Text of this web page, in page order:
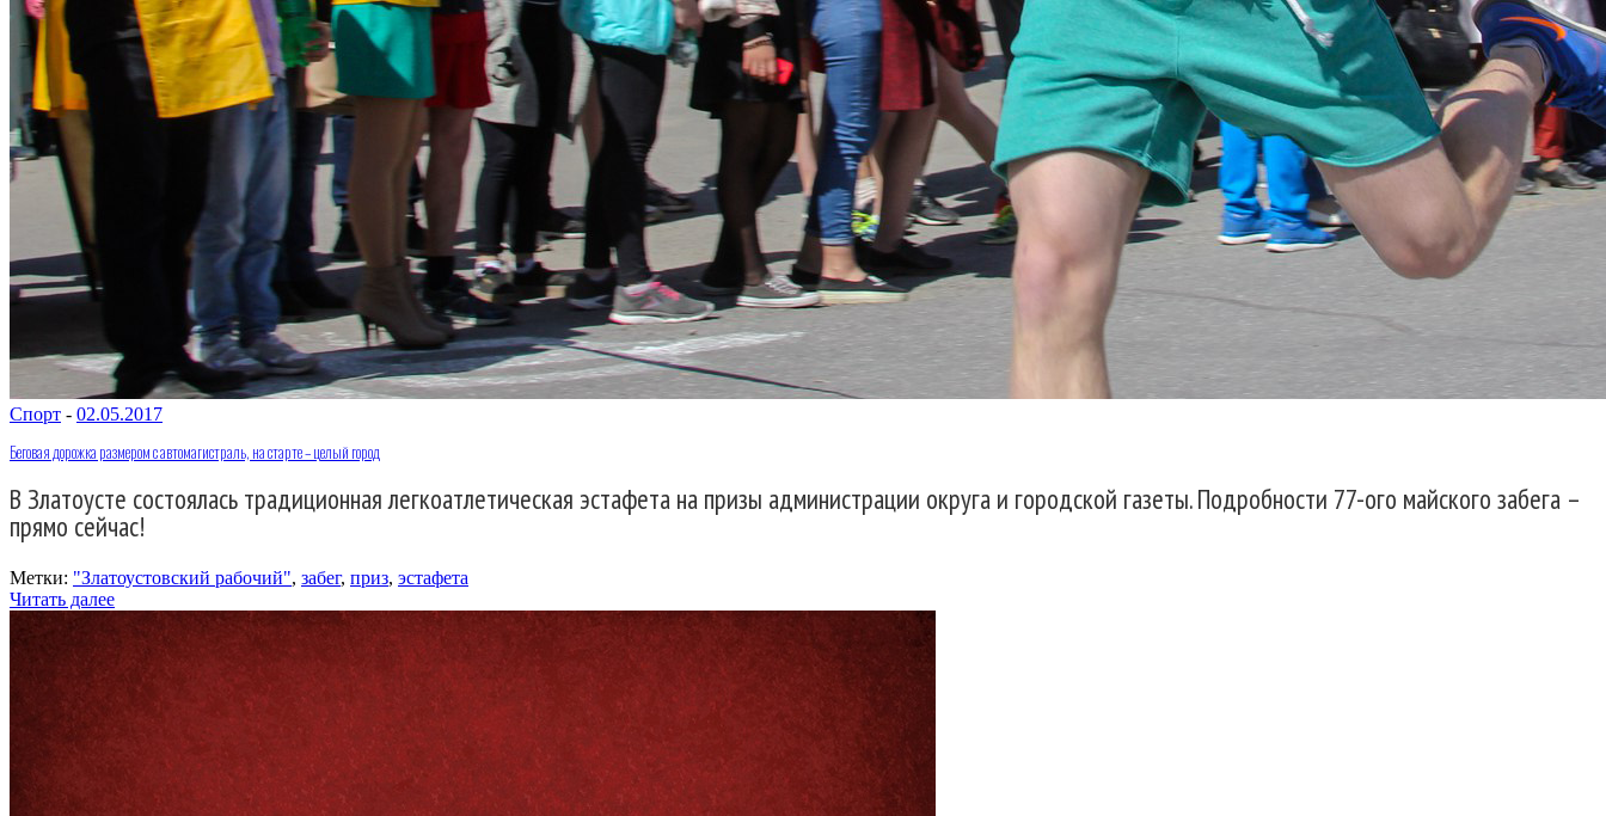
Спорт - 02.05.2017
Беговая дорожка размером с автомагистраль, на старте – целый город
В Златоусте состоялась традиционная легкоатлетическая эстафета на призы администрации округа и городской газеты. Подробности 77-ого майского забега –
прямо сейчас!
Метки: "Златоустовский рабочий", забег, приз, эстафета
Читать далее